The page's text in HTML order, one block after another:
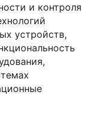
и контроля
устройств,